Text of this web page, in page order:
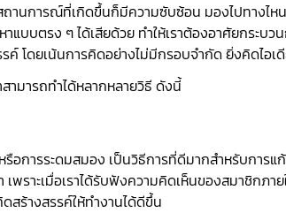
านการณ์ที่เกิดขึ้นก็มีความซับซ้อน มองไปทางไ
แบบตรง ๆ ได้เสียด้วย ทำให้เราต้องอาศัยกระ
ค์ โดยเน้นการคิดอย่างไม่มีกรอบจำกัด ยิ่งคิดไอ
มารถทำได้หลากหลายวิธี ดังนี้
การระดมสมอง เป็นวิธีการที่ดีมากสำหรับการ
เพราะเมื่อเราได้รับฟังความคิดเห็นของสมาชิกภ
สร้างสรรค์ให้ทำงานได้ดีขึ้น